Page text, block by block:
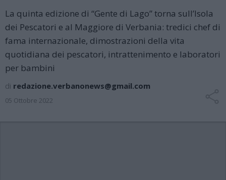
La quinta edizione di “Gente di Lago” torna sull’Isola
dei Pescatori e al Maggiore di Verbania: tredici chef di
fama internazionale, dimostrazioni della vita
quotidiana dei pescatori, intrattenimento e laboratori
per bambini
di redazione.verbanonews@gmail.com
05 Ottobre 2022